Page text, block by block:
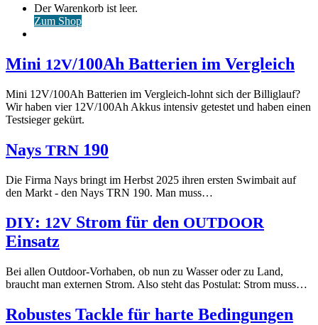
Warenkorb
ansehen
Der Warenkorb ist leer.
Zum Shop
Mini 12V/100Ah Batterien im Vergleich
Mini 12V/100Ah Batterien im Vergleich-lohnt sich der Billiglauf?
Wir haben vier 12V/100Ah Akkus intensiv getestet und haben einen
Testsieger gekürt.
Nays TRN 190
Die Firma Nays bringt im Herbst 2025 ihren ersten Swimbait auf
den Markt - den Nays TRN 190. Man muss…
DIY: 12V Strom für den OUTDOOR
Einsatz
Bei allen Outdoor-Vorhaben, ob nun zu Wasser oder zu Land,
braucht man externen Strom. Also steht das Postulat: Strom muss…
Robustes Tackle für harte Bedingungen